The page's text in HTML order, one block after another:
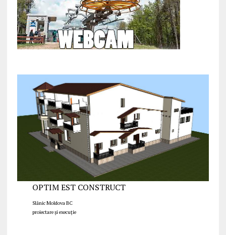
OPTIM EST CONSTRUCT
Slănic Moldova BC
proiectare și execuție